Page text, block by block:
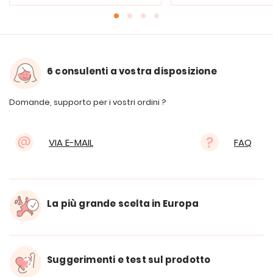
6 consulenti a vostra disposizione
Domande, supporto per i vostri ordini ?
VIA E-MAIL FAQ
La più grande scelta in Europa
Suggerimenti e test sul prodotto